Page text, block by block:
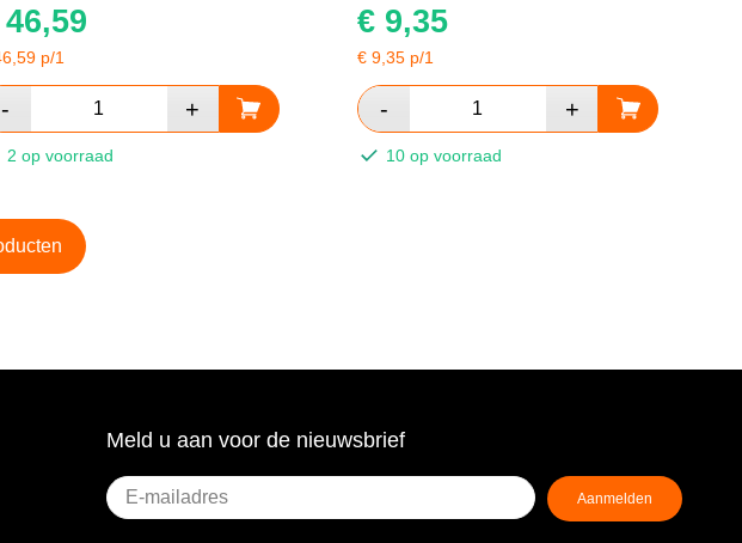
p/1
2 op voorraad
€9,35
€ 9,35p/1
10 op voorraad
Meld u aan voor de nieuwsbrief
E-
mailadres(Vereist)
Aanmelden